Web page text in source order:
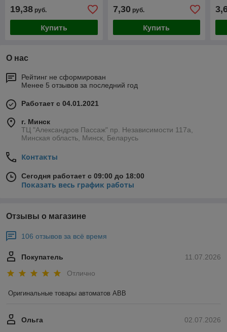
19,38 руб.
Купить
7,30руб.
Купить
О нас
Рейтинг не сформирован
Менее 5 отзывов за последний год
Работает с 04.01.2021
г. Минск
ТЦ "Александров Пассаж" пр. Независимости 117а,
Минская область, Минск, Беларусь
Контакты
Сегодня работает с 09:00 до 18:00
Показать весь график работы
Отзывы о магазине
106 отзывов за всё время
11.07.2026
Покупатель
Отлично
Оригинальные товары автоматов ABB
02.07.2026
Ольга